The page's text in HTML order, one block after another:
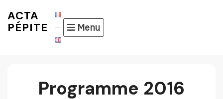
toACTA
PÉPITE
Menu
Programme 2016